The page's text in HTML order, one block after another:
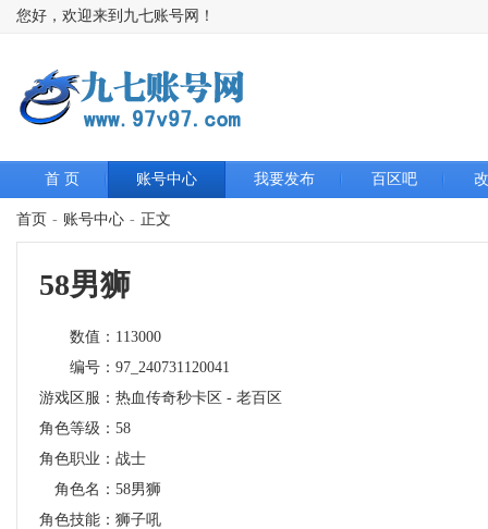
您好，欢迎来到九七账号网！
首 页 账号中心 我要发布 百区吧
首页 - 账号中心 - 正文
58男狮
数值： 113000
编号： 97_240731120041
游戏区服： 热血传奇秒卡区 - 老百区
角色等级： 58
角色职业： 战士
角色名： 58男狮
角色技能： 狮子吼